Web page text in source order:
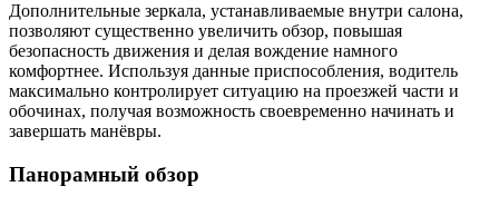
Дополнительные зеркала, устанавливаемые внутри салона,
позволяют существенно увеличить обзор, повышая
безопасность движения и делая вождение намного
комфортнее. Используя данные приспособления, водитель
максимально контролирует ситуацию на проезжей части и
обочинах, получая возможность своевременно начинать и
завершать манёвры.
Панорамный обзор